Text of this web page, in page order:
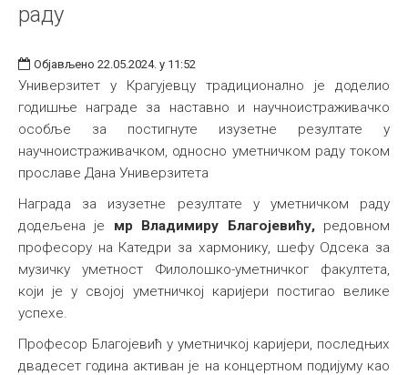
раду
Објављено 22.05.2024. у 11:52
Универзитет у Крагујевцу традиционално је доделио
годишње награде за наставно и научноистраживачко
особље за постигнуте изузетне резултате у
научноистраживачком, односно уметничком раду током
прославе Дана Универзитета
Награда за изузетне резултате у уметничком раду
додељена је мр Владимиру Благојевићу,редовном
професору на Катедри за хармонику, шефу Одсека за
музичку уметност Филолошко-уметничког факултета,
који је у својој уметничкој каријери постигао велике
успехе.
Професор Благојевић у уметничкој каријери, последњих
двадесет година активан је на концертном подијуму као